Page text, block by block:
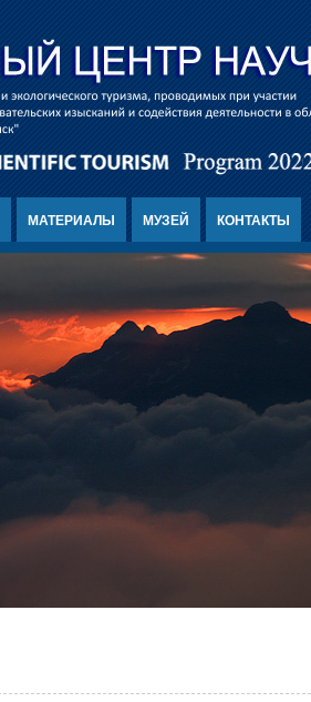
МАТЕРИАЛЫ МУЗЕЙ КОНТАКТЫ